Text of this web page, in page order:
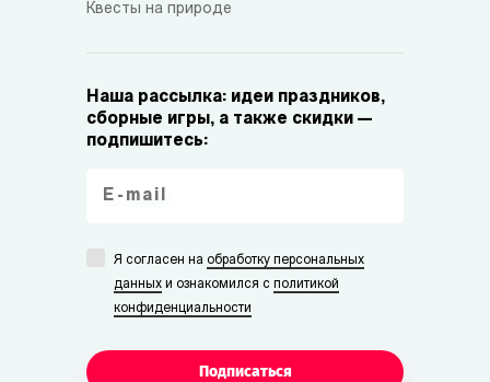
Квесты на природе
Наша рассылка: идеи праздников,
сборные игры, а также скидки —
подпишитесь:
Я согласен на обработку персональных
данных и ознакомился с политикой
конфиденциальности
Подписаться